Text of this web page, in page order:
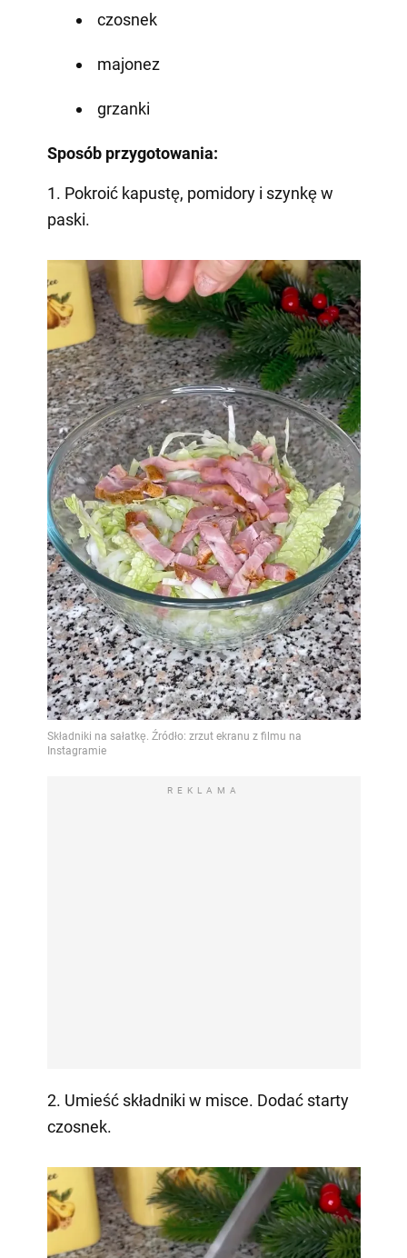
czosnek
majonez
grzanki
Sposób przygotowania:
1. Pokroić kapustę, pomidory i szynkę w
paski.
REKLAMA
2. Umieść składniki w misce. Dodać starty
czosnek.